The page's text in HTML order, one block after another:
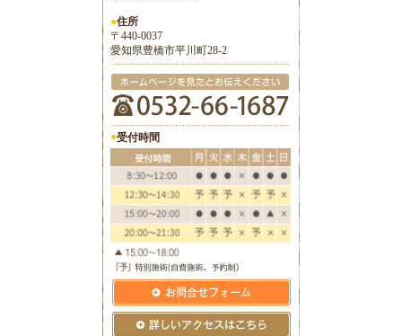
●住所
〒440-0037
愛知県豊橋市平川町28-2
●受付時間